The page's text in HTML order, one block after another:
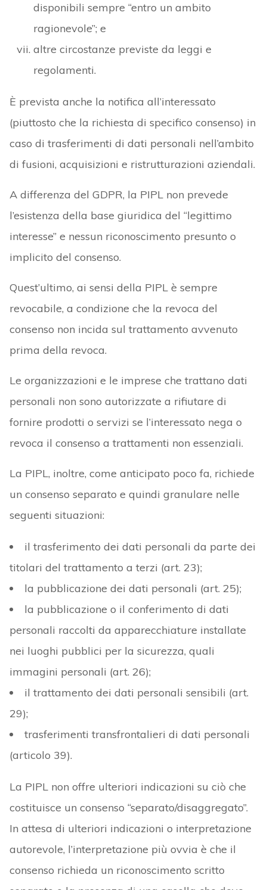
disponibili sempre “entro un ambito
ragionevole”; e
altre circostanze previste da leggi e
regolamenti.
È prevista anche la notifica all’interessato
(piuttosto che la richiesta di specifico consenso) in
caso di trasferimenti di dati personali nell’ambito
di fusioni, acquisizioni e ristrutturazioni aziendali.
A differenza del GDPR, la PIPL non prevede
l’esistenza della base giuridica del “legittimo
interesse” e nessun riconoscimento presunto o
implicito del consenso.
Quest’ultimo, ai sensi della PIPL è sempre
revocabile, a condizione che la revoca del
consenso non incida sul trattamento avvenuto
prima della revoca.
Le organizzazioni e le imprese che trattano dati
personali non sono autorizzate a rifiutare di
fornire prodotti o servizi se l’interessato nega o
revoca il consenso a trattamenti non essenziali.
La PIPL, inoltre, come anticipato poco fa, richiede
un consenso separato e quindi granulare nelle
seguenti situazioni:
il trasferimento dei dati personali da parte dei
titolari del trattamento a terzi (art. 23);
la pubblicazione dei dati personali (art. 25);
la pubblicazione o il conferimento di dati
personali raccolti da apparecchiature installate
nei luoghi pubblici per la sicurezza, quali
immagini personali (art. 26);
il trattamento dei dati personali sensibili (art.
29);
trasferimenti transfrontalieri di dati personali
(articolo 39).
La PIPL non offre ulteriori indicazioni su ciò che
costituisce un consenso “separato/disaggregato”.
In attesa di ulteriori indicazioni o interpretazione
autorevole, l’interpretazione più ovvia è che il
consenso richieda un riconoscimento scritto